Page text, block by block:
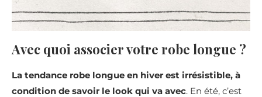
Avec quoi associer votre robe longue ?
La tendance robe longue en hiver est irrésistible, à
condition de savoir le look qui va avec. En été, c’est